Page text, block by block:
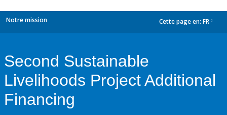
Notre mission Cette page en: FR
Second Sustainable
Livelihoods Project Additional
Financing